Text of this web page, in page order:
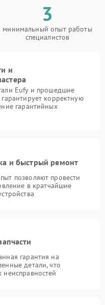
3
минимальный опыт работы
специалистов
и
Eufy и прошедшие
корректную
гарантийных
и быстрый ремонт
позволяют провести
в кратчайшие
гарантия на
детали, что